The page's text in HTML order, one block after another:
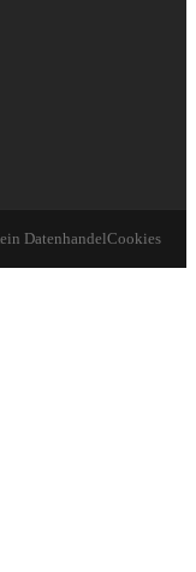
DatenhandelCookies